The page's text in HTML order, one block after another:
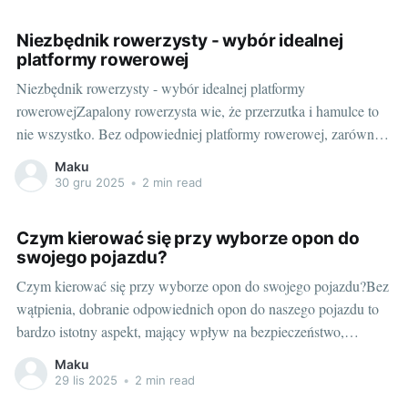
Niezbędnik rowerzysty - wybór idealnej
platformy rowerowej
Niezbędnik rowerzysty - wybór idealnej platformy
rowerowejZapalony rowerzysta wie, że przerzutka i hamulce to
nie wszystko. Bez odpowiedniej platformy rowerowej, zarówno
codzienne wycieczki, jak i weekendowe wyprawy mogą okazać
się niekomfortowe lub wręcz niemożliwe. Na rynku dostępnych
Maku
30 gru 2025 • 2 min read
Czym kierować się przy wyborze opon do
swojego pojazdu?
Czym kierować się przy wyborze opon do swojego pojazdu?Bez
wątpienia, dobranie odpowiednich opon do naszego pojazdu to
bardzo istotny aspekt, mający wpływ na bezpieczeństwo,
komfort jazdy oraz osiągi naszego pojazdu. W poniższym
artykule przedstawimy kilka aspektów, na które warto zwrócić
Maku
29 lis 2025 • 2 min read